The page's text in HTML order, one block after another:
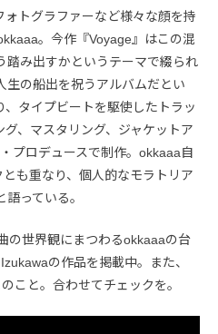
ォトグラファーなど様々な顔を持
。今作『Voyage』はこの混
踏み出すかというテーマで綴られ
生の船出を祝うアルバムだとい
、タイプビートを駆使したトラッ
、マスタリング、ジャケットア
プロデュースで制作。okkaaa自
も重なり、個人的なモラトリア
っている。
の世界観にまつわるokkaaaの台
の作品を掲載中。また、
こと。合わせてチェックを。